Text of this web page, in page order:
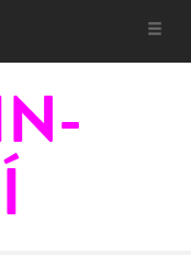
Toggle